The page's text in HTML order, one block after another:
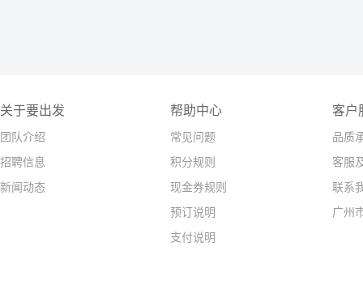
关于要出发
团队介绍
招聘信息
新闻动态
帮助中心
常见问题
积分规则
现金券规则
预订说明
支付说明
客户
品质
客服
联系
广州